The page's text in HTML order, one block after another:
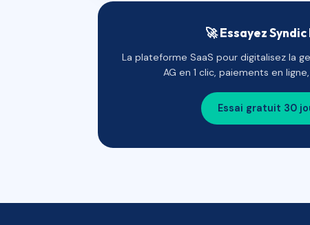
🚀 Essayez
La plateforme SaaS pour digitalisez la
AG en 1 clic, paiements en
Essai gratuit 30